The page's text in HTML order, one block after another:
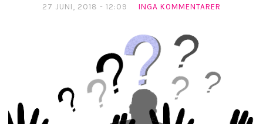
27 JUNI, 2018 - 12:09 INGA KOMMENTARER